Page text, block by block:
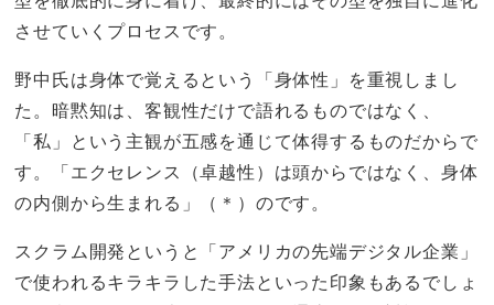
させていくプロセスです。
野中氏は身体で覚えるという「身体性」を重視しまし
た。暗黙知は、客観性だけで語れるものではなく、
「私」という主観が五感を通じて体得するものだからで
す。「エクセレンス（卓越性）は頭からではなく、身体
の内側から生まれる」（＊）のです。
スクラム開発というと「アメリカの先端デジタル企業」
で使われるキラキラした手法といった印象もあるでしょ